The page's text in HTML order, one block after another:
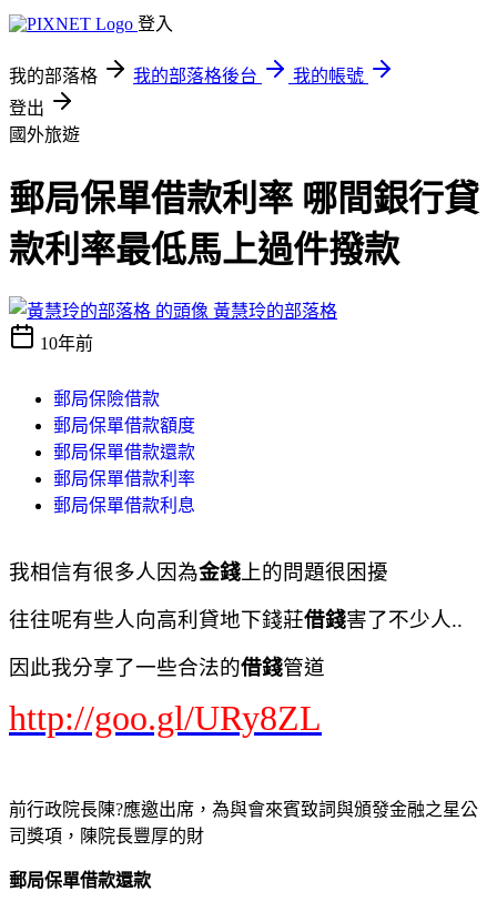
登入
我的部落格 我的部落格後台
我的帳號
登出
國外旅遊
郵局保單借款利率 哪間銀行貸
款利率最低馬上過件撥款
黃慧玲的部落格
10年前
郵局保險借款
郵局保單借款額度
郵局保單借款還款
郵局保單借款利率
郵局保單借款利息
我相信有很多人因為金錢 上的問題很困擾
往往呢有些人向高利貸地下錢莊借錢害了不少人..
因此我分享了一些合法的借錢管道
http://goo.gl/URy8ZL
前行政院長陳?應邀出席，為與會來賓致詞與頒發金融之星公
司獎項，陳院長豐厚的財
郵局保單借款還款